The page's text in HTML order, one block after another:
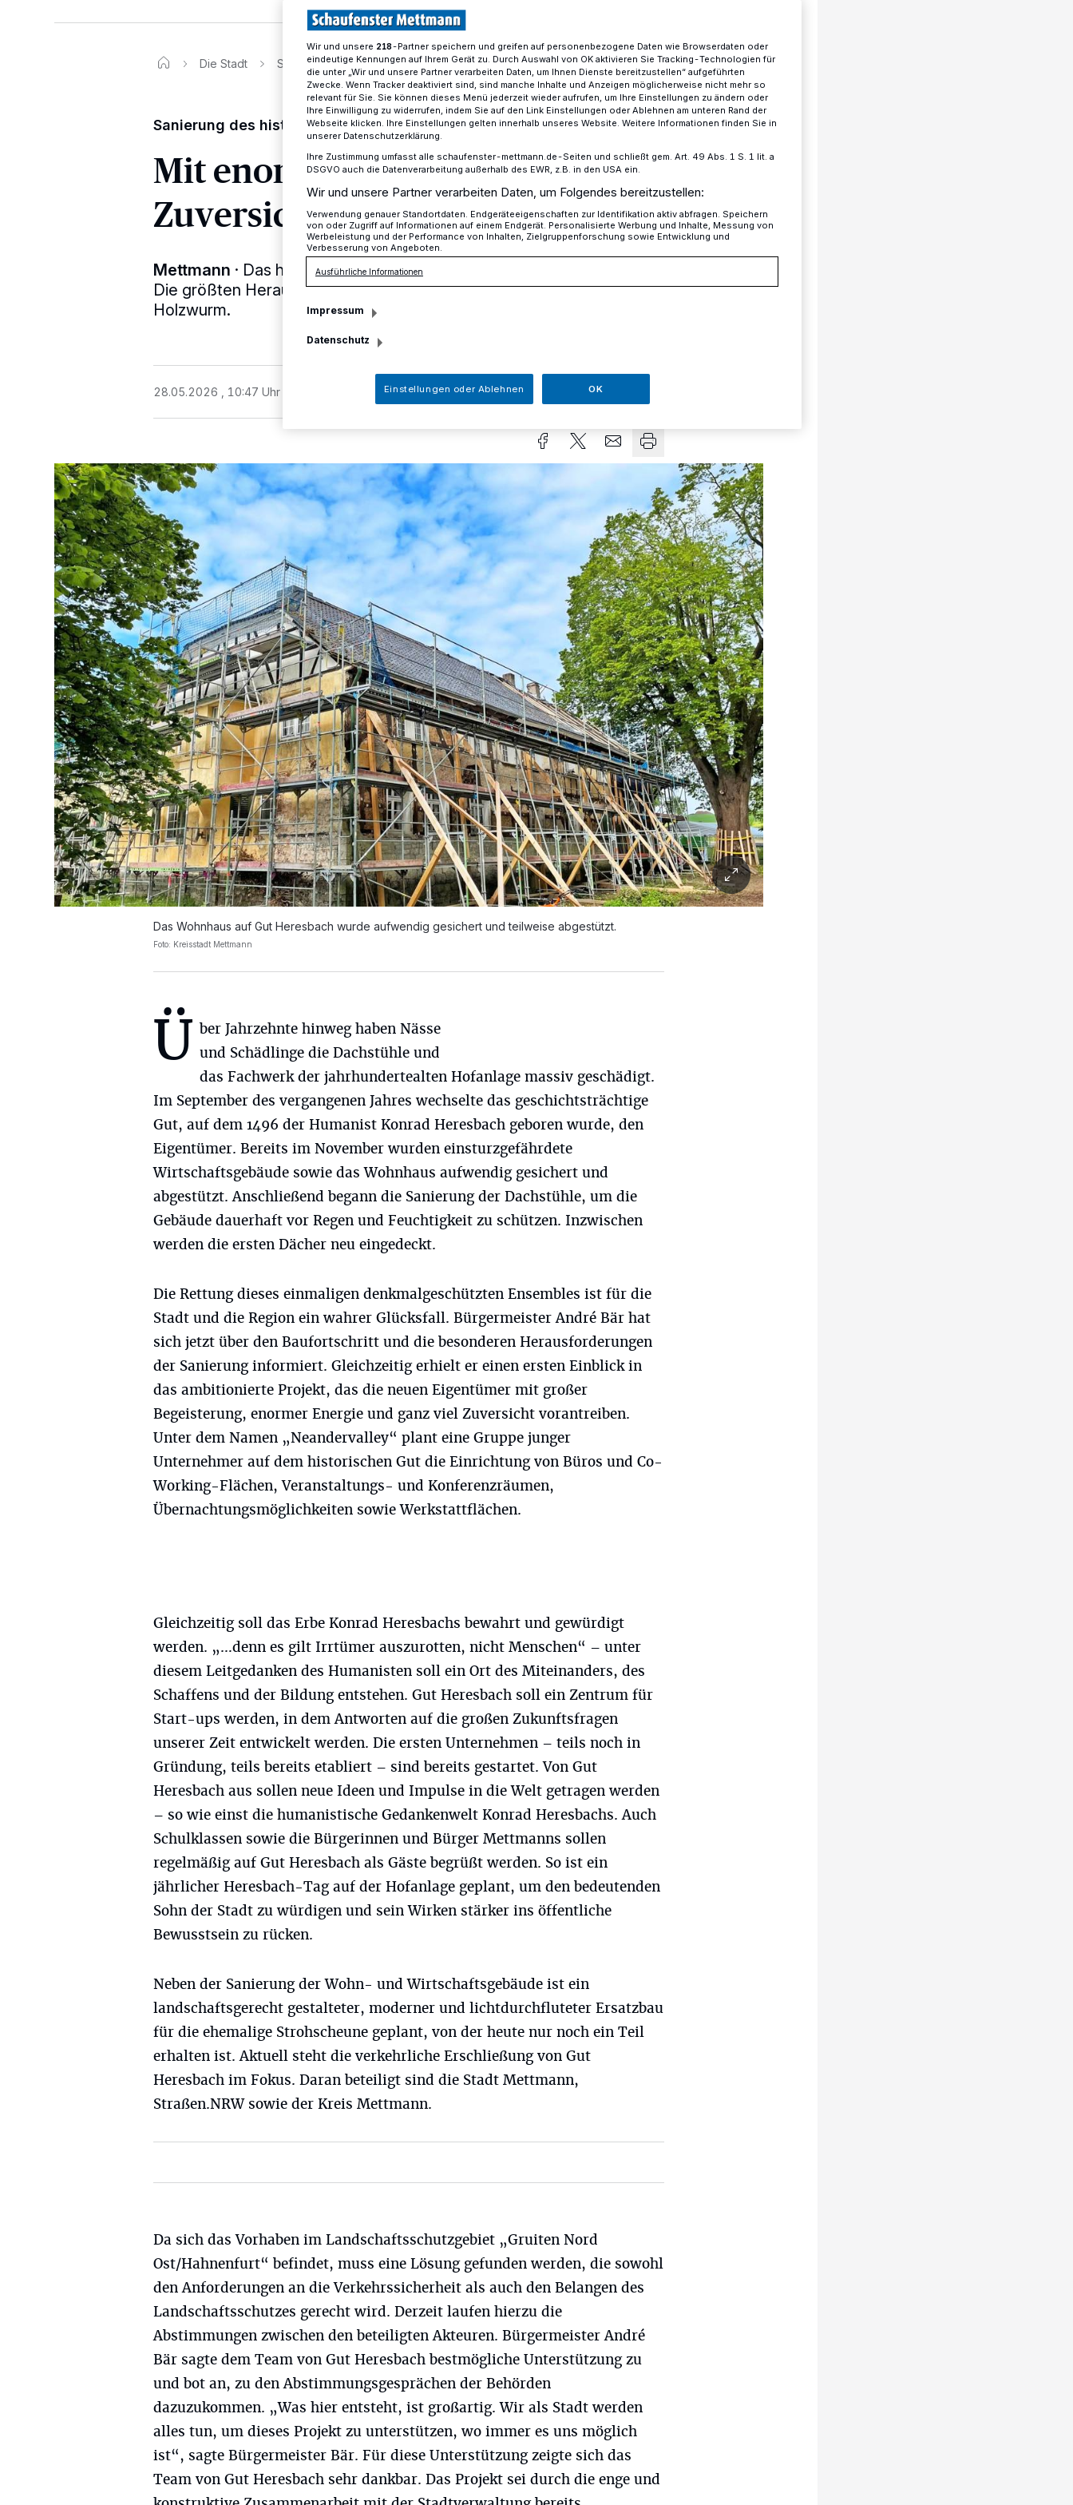
Die Stadt Sanierung des historischen Gutes Heresbach
Sanierung des historischen Gutes Heresbach
Mit enormer Energie und
Zuversicht
Mettmann · Das historische Gut Heresbach wird aufwendig saniert.
Die größten Herausforderungen dabei sind die Feuchtigkeit und der
Holzwurm.
28.05.2026 , 10:47 Uhr 3 Minuten Lesezeit
Das Wohnhaus auf Gut Heresbach wurde aufwendig gesichert und teilweise abgestützt.
Foto: Kreisstadt Mettmann
Ü ber Jahrzehnte hinweg haben Nässe
und Schädlinge die Dachstühle und
das Fachwerk der jahrhundertealten Hofanlage massiv geschädigt.
Im September des vergangenen Jahres wechselte das geschichtsträchtige
Gut, auf dem 1496 der Humanist Konrad Heresbach geboren wurde, den
Eigentümer. Bereits im November wurden einsturzgefährdete
Wirtschaftsgebäude sowie das Wohnhaus aufwendig gesichert und
abgestützt. Anschließend begann die Sanierung der Dachstühle, um die
Gebäude dauerhaft vor Regen und Feuchtigkeit zu schützen. Inzwischen
werden die ersten Dächer neu eingedeckt.
Die Rettung dieses einmaligen denkmalgeschützten Ensembles ist für die
Stadt und die Region ein wahrer Glücksfall. Bürgermeister André Bär hat
sich jetzt über den Baufortschritt und die besonderen Herausforderungen
der Sanierung informiert. Gleichzeitig erhielt er einen ersten Einblick in
das ambitionierte Projekt, das die neuen Eigentümer mit großer
Begeisterung, enormer Energie und ganz viel Zuversicht vorantreiben.
Unter dem Namen „Neandervalley“ plant eine Gruppe junger
Unternehmer auf dem historischen Gut die Einrichtung von Büros und Co-
Working-Flächen, Veranstaltungs- und Konferenzräumen,
Übernachtungsmöglichkeiten sowie Werkstattflächen.
Gleichzeitig soll das Erbe Konrad Heresbachs bewahrt und gewürdigt
werden. „…denn es gilt Irrtümer auszurotten, nicht Menschen“ – unter
diesem Leitgedanken des Humanisten soll ein Ort des Miteinanders, des
Schaffens und der Bildung entstehen. Gut Heresbach soll ein Zentrum für
Start-ups werden, in dem Antworten auf die großen Zukunftsfragen
unserer Zeit entwickelt werden. Die ersten Unternehmen – teils noch in
Gründung, teils bereits etabliert – sind bereits gestartet. Von Gut
Heresbach aus sollen neue Ideen und Impulse in die Welt getragen werden
– so wie einst die humanistische Gedankenwelt Konrad Heresbachs. Auch
Schulklassen sowie die Bürgerinnen und Bürger Mettmanns sollen
regelmäßig auf Gut Heresbach als Gäste begrüßt werden. So ist ein
jährlicher Heresbach-Tag auf der Hofanlage geplant, um den bedeutenden
Sohn der Stadt zu würdigen und sein Wirken stärker ins öffentliche
Bewusstsein zu rücken.
Neben der Sanierung der Wohn- und Wirtschaftsgebäude ist ein
landschaftsgerecht gestalteter, moderner und lichtdurchfluteter Ersatzbau
für die ehemalige Strohscheune geplant, von der heute nur noch ein Teil
erhalten ist. Aktuell steht die verkehrliche Erschließung von Gut
Heresbach im Fokus. Daran beteiligt sind die Stadt Mettmann,
Straßen.NRW sowie der Kreis Mettmann.
Da sich das Vorhaben im Landschaftsschutzgebiet „Gruiten Nord
Ost/Hahnenfurt“ befindet, muss eine Lösung gefunden werden, die sowohl
den Anforderungen an die Verkehrssicherheit als auch den Belangen des
Landschaftsschutzes gerecht wird. Derzeit laufen hierzu die
Abstimmungen zwischen den beteiligten Akteuren. Bürgermeister André
Bär sagte dem Team von Gut Heresbach bestmögliche Unterstützung zu
und bot an, zu den Abstimmungsgesprächen der Behörden
dazuzukommen. „Was hier entsteht, ist großartig. Wir als Stadt werden
alles tun, um dieses Projekt zu unterstützen, wo immer es uns möglich
ist“, sagte Bürgermeister Bär. Für diese Unterstützung zeigte sich das
Team von Gut Heresbach sehr dankbar. Das Projekt sei durch die enge und
Wir und unsere 218-Partner speichern und greifen auf personenbezogene Daten wie Browserdaten oder
eindeutige Kennungen auf Ihrem Gerät zu. Durch Auswahl von OK aktivieren Sie Tracking-Technologien für
die unter „Wir und unsere Partner verarbeiten Daten, um Ihnen Dienste bereitzustellen“ aufgeführten
Zwecke. Wenn Tracker deaktiviert sind, sind manche Inhalte und Anzeigen möglicherweise nicht mehr so
relevant für Sie. Sie können dieses Menü jederzeit wieder aufrufen, um Ihre Einstellungen zu ändern oder
Ihre Einwilligung zu widerrufen, indem Sie auf den Link Einstellungen oder Ablehnen am unteren Rand der
Webseite klicken. Ihre Einstellungen gelten innerhalb unseres Website. Weitere Informationen finden Sie in
unserer Datenschutzerklärung.
Ihre Zustimmung umfasst alle schaufenster-mettmann.de-Seiten und schließt gem. Art. 49 Abs. 1 S. 1 lit. a
DSGVO auch die Datenverarbeitung außerhalb des EWR, z.B. in den USA ein.
Wir und unsere Partner verarbeiten Daten, um Folgendes bereitzustellen:
Verwendung genauer Standortdaten. Endgeräteeigenschaften zur Identifikation aktiv abfragen. Speichern
von oder Zugriff auf Informationen auf einem Endgerät. Personalisierte Werbung und Inhalte, Messung von
Werbeleistung und der Performance von Inhalten, Zielgruppenforschung sowie Entwicklung und
Verbesserung von Angeboten.
Ausführliche Informationen
Impressum
Datenschutz
Einstellungen oder Ablehnen OK